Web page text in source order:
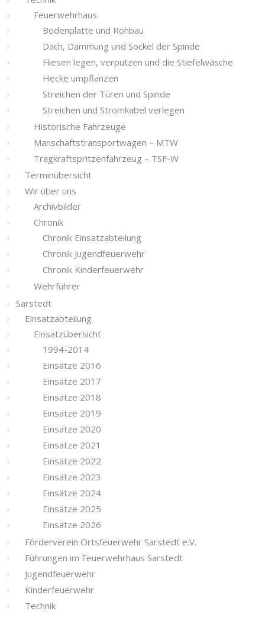
Feuerwehrhaus
Bodenplatte und Rohbau
Dach, Dämmung und Sockel der Spinde
Fliesen legen, verputzen und die Stiefelwäsche
Hecke umpflanzen
Streichen der Türen und Spinde
Streichen und Stromkabel verlegen
Historische Fahrzeuge
Manschaftstransportwagen – MTW
Tragkraftspritzenfahrzeug – TSF-W
Terminübersicht
Wir über uns
Archivbilder
Chronik
Chronik Einsatzabteilung
Chronik Jugendfeuerwehr
Chronik Kinderfeuerwehr
Wehrführer
Sarstedt
Einsatzabteilung
Einsatzübersicht
1994-2014
Einsätze 2016
Einsätze 2017
Einsätze 2018
Einsätze 2019
Einsätze 2020
Einsätze 2021
Einsätze 2022
Einsätze 2023
Einsätze 2024
Einsätze 2025
Einsätze 2026
Förderverein Ortsfeuerwehr Sarstedt e.V.
Führungen im Feuerwehrhaus Sarstedt
Jugendfeuerwehr
Kinderfeuerwehr
Technik